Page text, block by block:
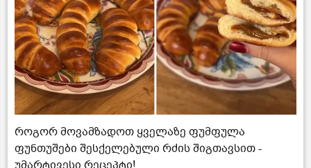
როგორ მოვამზადოთ ყველაზე ფუმფულა
ფუნთუშები შესქელებული რძის შიგთავსით -
უმარტივესი რეცეპტი!